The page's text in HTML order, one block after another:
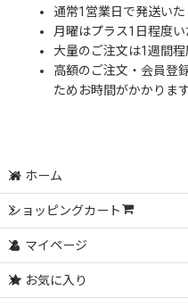
通常1営業日で発送いた
月曜はプラス1日程度い
大量のご注文は1週間程
高額のご注文・会員登
ためお時間がかかります
ホーム
ショッピングカート
マイページ
お気に入り